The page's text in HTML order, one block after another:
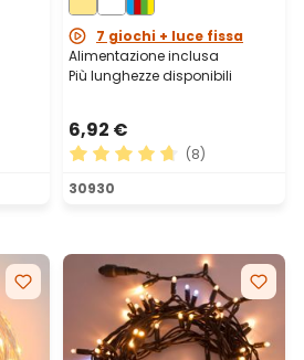
4.72 su 5 stelle
7 giochi + luce fissa
Alimentazione inclusa
Più lunghezze disponibili
6,92 €
Valutazione media di 4.63
(8)
30930